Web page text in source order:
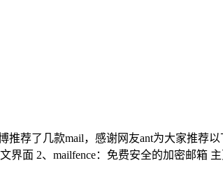
推荐了几款mail，感谢网友ant为大家推荐
面 2、mailfence：免费安全的加密邮箱 主